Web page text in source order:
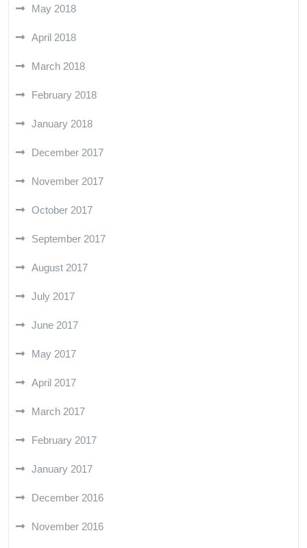
May 2018
April 2018
March 2018
February 2018
January 2018
December 2017
November 2017
October 2017
September 2017
August 2017
July 2017
June 2017
May 2017
April 2017
March 2017
February 2017
January 2017
December 2016
November 2016